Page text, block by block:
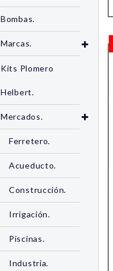
Bombas.
Marcas.
Kits Plomero
Helbert.
Mercados.
Ferretero.
Acueducto.
Construcción.
Irrigación.
Piscinas.
Industria.